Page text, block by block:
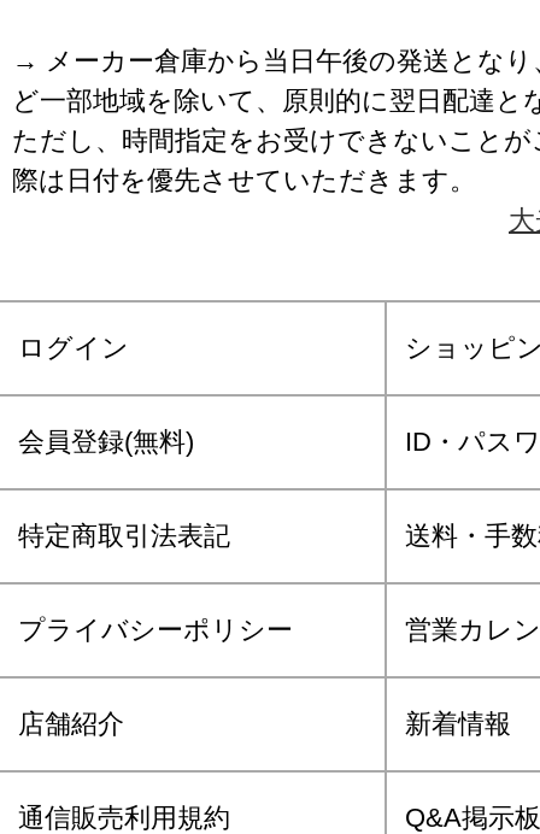
→ メーカー倉庫から当日午後の発送となり
ど一部地域を除いて、原則的に翌日配達と
ただし、時間指定をお受けできないこと
際は日付を優先させていただきます。
ログイン ショッピ
会員登録(無料) ID・パス
特定商取引法表記 送料・手
プライバシーポリシー 営業カレ
店舗紹介 新着情報
通信販売利用規約 Q&A掲示板